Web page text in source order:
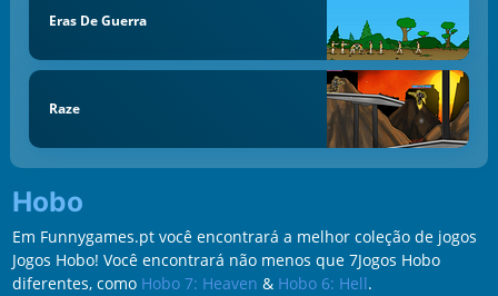
Eras De Guerra
Raze
Hobo
Em Funnygames.pt você encontrará a melhor coleção de jogos
Jogos Hobo! Você encontrará não menos que 7Jogos Hobo
diferentes, como Hobo 7: Heaven & Hobo 6: Hell.